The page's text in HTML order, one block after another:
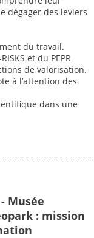
dégager des leviers
du travail.
et du PEPR
de valorisation.
à l’attention des
dans une
Musée
: mission